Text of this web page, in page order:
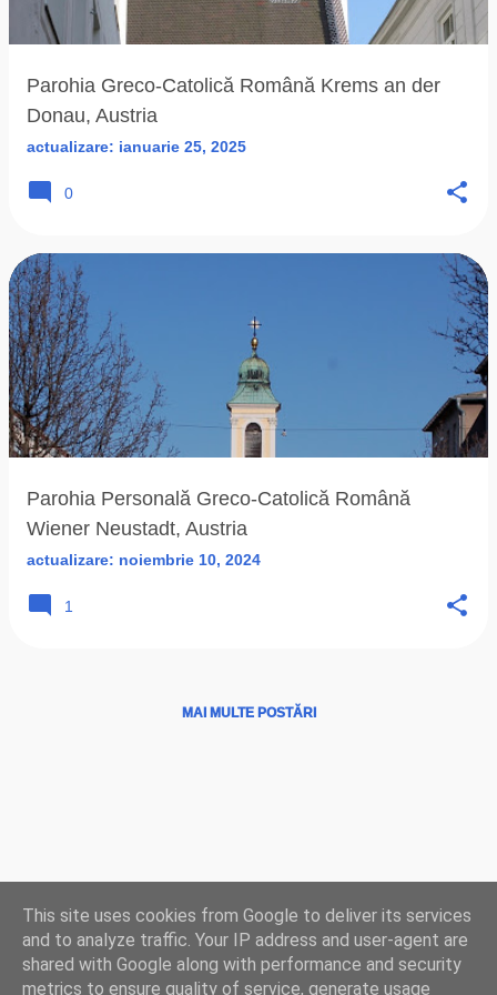
Parohia Greco-Catolică Română Krems an der
Donau, Austria
actualizare: ianuarie 25, 2025
0
Parohia Personală Greco-Catolică Română
Wiener Neustadt, Austria
actualizare: noiembrie 10, 2024
1
MAI MULTE POSTĂRI
LIVE|Radio
TV| Credinţă| Istorie |Resurse|Facebook|YouTube
Contact
This site uses cookies from Google to deliver its services
and to analyze traffic. Your IP address and user-agent are
shared with Google along with performance and security
metrics to ensure quality of service, generate usage